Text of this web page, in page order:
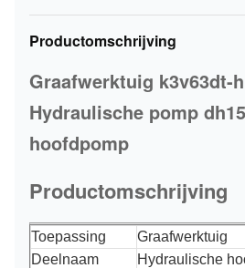
Productomschrijving
Graafwerktuig k3v63dt-
Hydraulische pomp
hoofdpomp
Productomschrijving
Toepassing
Graafwerktuig
Deelnaam
Hydraulische